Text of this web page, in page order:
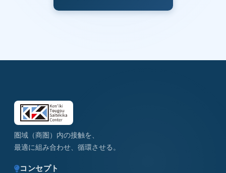
圏域（商圏）内の接触を、
最適に組み合わせ、循環させる。
コンセプト